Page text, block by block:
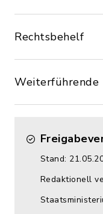
Rechtsbehelf
Weiterführende
Stand:
Redaktionell